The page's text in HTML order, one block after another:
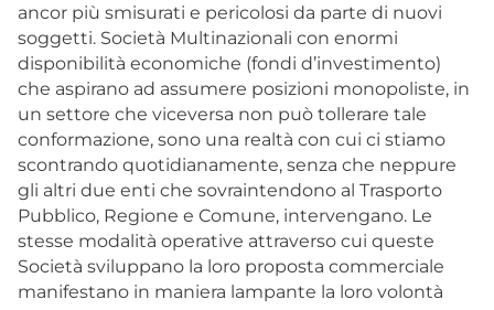
ancor più smisurati e pericolosi da parte di nuovi
soggetti. Società Multinazionali con enormi
disponibilità economiche (fondi d’investimento)
che aspirano ad assumere posizioni monopoliste, in
un settore che viceversa non può tollerare tale
conformazione, sono una realtà con cui ci stiamo
scontrando quotidianamente, senza che neppure
gli altri due enti che sovraintendono al Trasporto
Pubblico, Regione e Comune, intervengano. Le
stesse modalità operative attraverso cui queste
Società sviluppano la loro proposta commerciale
manifestano in maniera lampante la loro volontà